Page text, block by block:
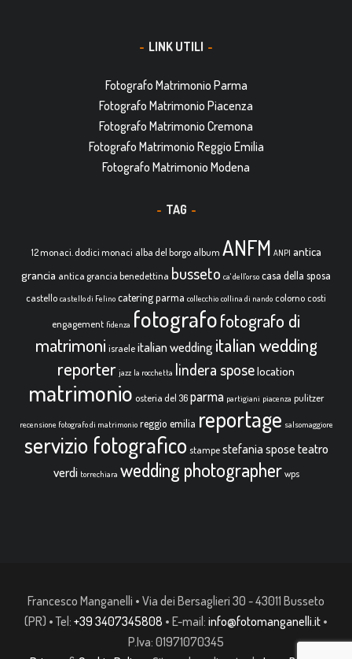
LINK UTILI
Fotografo Matrimonio Parma
Fotografo Matrimonio Piacenza
Fotografo Matrimonio Cremona
Fotografo Matrimonio Reggio Emilia
Fotografo Matrimonio Modena
TAG
12 monaci. dodici monaci alba del borgo album ANFM ANPI antica
grancia antica grancia benedettina busseto ca' dell'orso casa della sposa
castello castello di Felino catering parma collecchio collina di nando colorno costi
engagement fidenza fotografofotografo di
matrimoni israele italian wedding italian wedding
reporter jazz la rocchetta lindera sposelocation
matrimonio osteria del 36parma partigiani piacenza pulitzer
recensione fotografo di matrimonio reggio emilia reportage salsomaggiore
servizio fotografico stampe stefania spose teatro
verdi torrechiara wedding photographer wps
Francesco Manganelli • Via dei Bersaglieri 30 - 43011 Busseto
(PR) • Tel: +39 3407345808 • E-mail: info@fotomanganelli.it •
P.Iva: 01971070345